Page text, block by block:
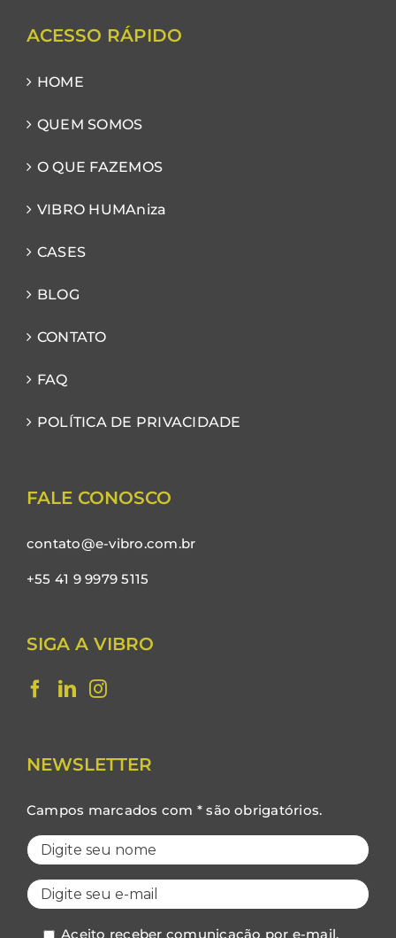
ACESSO RÁPIDO
HOME
QUEM SOMOS
O QUE FAZEMOS
VIBRO HUMAniza
CASES
BLOG
CONTATO
FAQ
POLÍTICA DE PRIVACIDADE
FALE CONOSCO
contato@e-vibro.com.br
+55 41 9 9979 5115
SIGA A VIBRO
NEWSLETTER
Campos marcados com * são obrigatórios.
Aceito receber comunicação por e-mail.